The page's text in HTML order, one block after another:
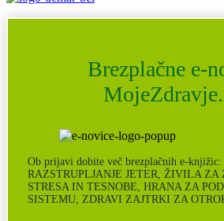
Brezplačne e-
Ob prijavi dobite več brezplačnih e-
RAZSTRUPLJANJE JETER, ŽIVILA ZA
STRESA IN TESNOBE, HRANA ZA
SISTEMU, ZDRAVI ZAJTRKI ZA